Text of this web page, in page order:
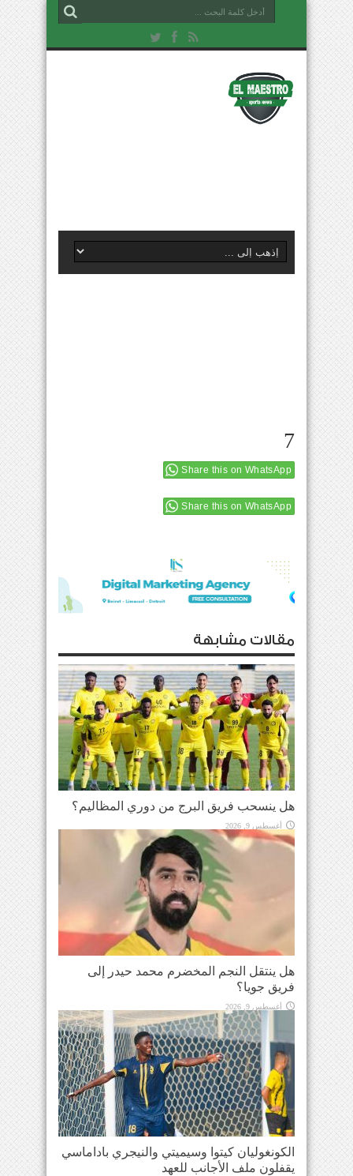
7
Share this on WhatsApp
Share this on WhatsApp
مقالات مشابهة
هل ينسحب فريق البرج من دوري المظاليم؟
أغسطس 9, 2026
هل ينتقل النجم المخضرم محمد حيدر إلى
فريق جويا؟
أغسطس 9, 2026
الكونغوليان كيتوا وسيميتي والنيجري باداماسي
يقفلون ملف الأجانب للعهد